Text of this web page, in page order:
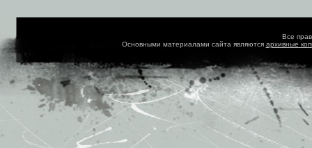
Все
Основными материалами сайта являются архивные